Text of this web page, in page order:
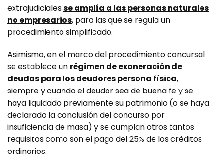
extrajudicialesse amplía a las personas naturales
no empresarios, para las que se regula un
procedimiento simplificado.
Asimismo, en el marco del procedimiento concursal
se establece un régimen de exoneración de
deudas para los deudores persona física,
siempre y cuando el deudor sea de buena fe y se
haya liquidado previamente su patrimonio (o se haya
declarado la conclusión del concurso por
insuficiencia de masa) y se cumplan otros tantos
requisitos como son el pago del 25% de los créditos
ordinarios.